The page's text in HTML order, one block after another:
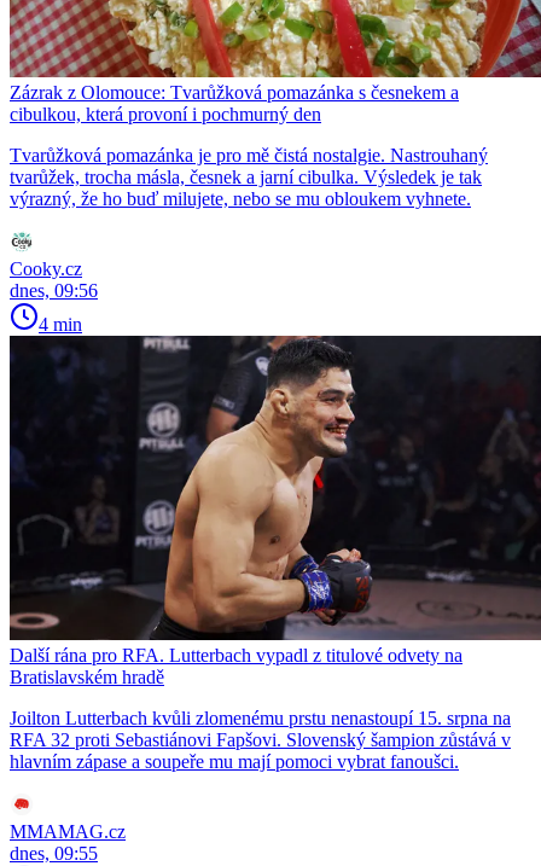
Zázrak z Olomouce: Tvarůžková pomazánka s česnekem a
cibulkou, která provoní i pochmurný den
Tvarůžková pomazánka je pro mě čistá nostalgie. Nastrouhaný
tvarůžek, trocha másla, česnek a jarní cibulka. Výsledek je tak
výrazný, že ho buď milujete, nebo se mu obloukem vyhnete.
Cooky.cz
dnes, 09:56
4 min
Další rána pro RFA. Lutterbach vypadl z titulové odvety na
Bratislavském hradě
Joilton Lutterbach kvůli zlomenému prstu nenastoupí 15. srpna na
RFA 32 proti Sebastiánovi Fapšovi. Slovenský šampion zůstává v
hlavním zápase a soupeře mu mají pomoci vybrat fanoušci.
MMAMAG.cz
dnes, 09:55